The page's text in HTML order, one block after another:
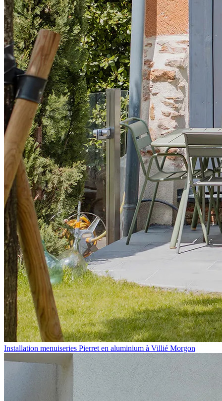
Installation menuiseries Pierret en aluminium à Villié Morgon